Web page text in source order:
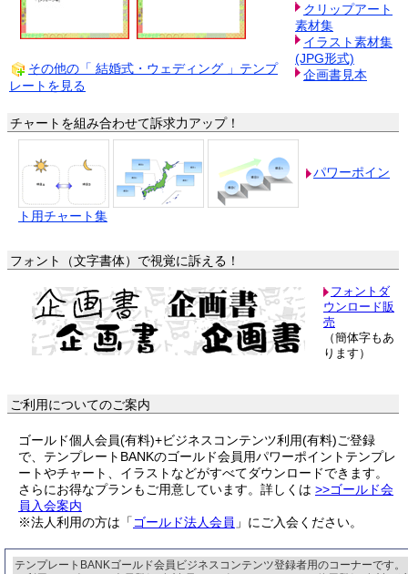
その他の「 結婚式・ウェディング 」テンプ
レートを見る
クリップアート
素材集
イラスト素材集
(JPG形式)
企画書見本
チャートを組み合わせて訴求力アップ！
パワーポイン
ト用チャート集
フォント（文字書体）で視覚に訴える！
フォントダ
ウンロード販
売
（簡体字もあ
ります）
ご利用についてのご案内
ゴールド個人会員(有料)+ビジネスコンテンツ利用(有料)ご登録
で、テンプレートBANKのゴールド会員用パワーポイントテンプレ
ートやチャート、イラストなどがすべてダウンロードできます。
さらにお得なプランもご用意しています。詳しくは >>ゴールド会
員入会案内
※法人利用の方は「 ゴールド法人会員 」にご入会ください。
テンプレートBANKゴールド会員ビジネスコンテンツ登録者用のコーナーです。